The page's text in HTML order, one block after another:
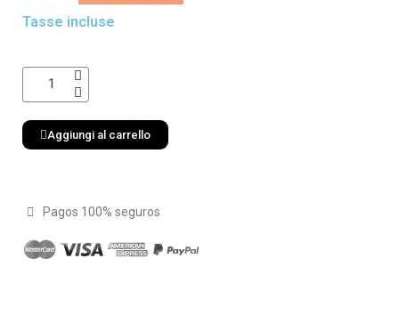
Tasse incluse
Aggiungi al carrello
Pagos 100% seguros